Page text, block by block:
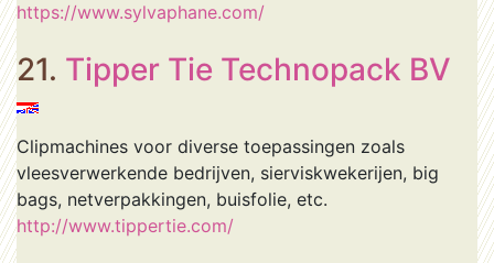
https://www.sylvaphane.com/
21. Tipper Tie Technopack BV
Clipmachines voor diverse toepassingen zoals
vleesverwerkende bedrijven, sierviskwekerijen, big
bags, netverpakkingen, buisfolie, etc.
http://www.tippertie.com/